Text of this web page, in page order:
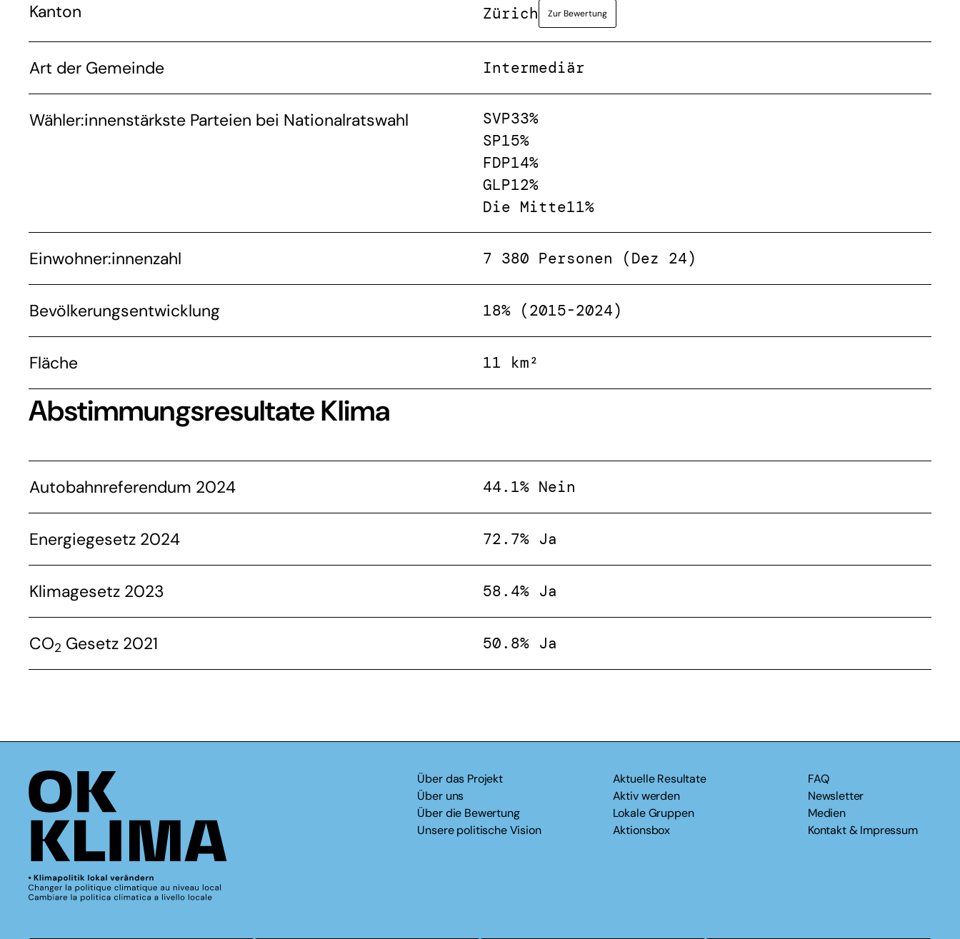
Kanton Zürich Zur Bewertung
Art der Gemeinde Intermediär
Wähler:innenstärkste Parteien bei Nationalratswahl SVP33%
SP15%
FDP14%
GLP12%
Die Mitte11%
Einwohner:innenzahl 7 380 Personen (Dez 24)
Bevölkerungsentwicklung 18% (2015-2024)
Fläche 11 km²
Abstimmungsresultate Klima
Autobahnreferendum 2024 44.1% Nein
Energiegesetz 2024 72.7% Ja
Klimagesetz 2023 58.4% Ja
CO2 Gesetz 2021 50.8% Ja
Über das Projekt
Über uns
Über die Bewertung
Unsere politische Vision
Aktuelle Resultate
Aktiv werden
Lokale Gruppen
Aktionsbox
FAQ
Newsletter
Medien
Kontakt & Impressum